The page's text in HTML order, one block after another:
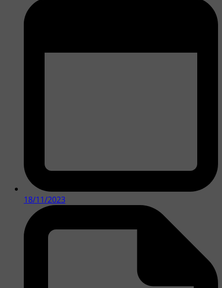
18/11/2023